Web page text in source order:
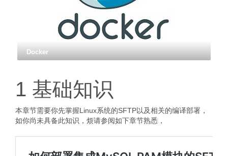
Docker
1 基础知识
本章节需要你先掌握Linux系统的SFTP以及相关的编译部署，
如你尚未具备此知识，烦请参阅如下章节熟悉，